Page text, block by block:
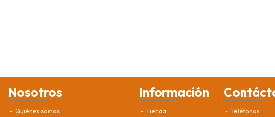
Nosotros
Quiénes somos
Información
Tienda
Teléfonos